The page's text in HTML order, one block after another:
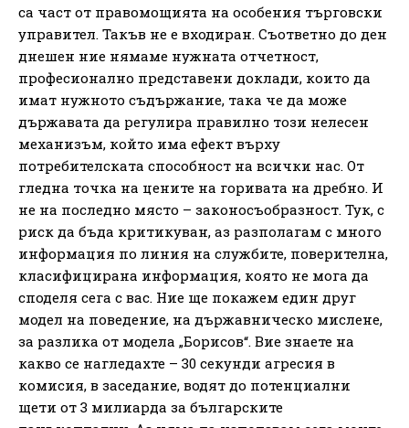
са част от правомощията на особения търговски
управител. Такъв не е входиран. Съответно до ден
днешен ние нямаме нужната отчетност,
професионално представени доклади, които да
имат нужното съдържание, така че да може
държавата да регулира правилно този нелесен
механизъм, който има ефект върху
потребителската способност на всички нас. От
гледна точка на цените на горивата на дребно. И
не на последно място – законосъобразност. Тук, с
риск да бъда критикуван, аз разполагам с много
информация по линия на службите, поверителна,
класифицирана информация, която не мога да
споделя сега с вас. Ние ще покажем един друг
модел на поведение, на държавническо мислене,
за разлика от модела „Борисов“. Вие знаете на
какво се нагледахте – 30 секунди агресия в
комисия, в заседание, водят до потенциални
щети от 3 милиарда за българските